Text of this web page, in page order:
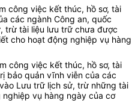
công việc kết thúc, hồ sơ, tài
các ngành Công an, quốc
trừ tài liệu lưu trữ chưa được
cho hoạt động nghiệp vụ hàng
công việc kết thúc, hồ sơ, tài
bảo quản vĩnh viễn của các
Lưu trữ lịch sử, trừ những tài
vụ hàng ngày của cơ